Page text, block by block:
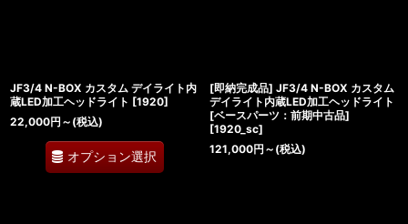
JF3/4 N-BOX カスタム デイライト内
蔵LED加工ヘッドライト [1920]
22,000円 ～ (税込)
オプション選択
[即納完成品] JF3/4 N-BOX カスタム
デイライト内蔵LED加工ヘッドライト
[ベースパーツ：前期中古品]
[1920_sc]
121,000円 ～ (税込)